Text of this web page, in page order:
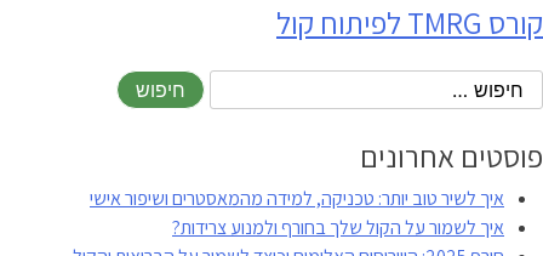
קורס TMRG לפיתוח קול
פוסטים אחרונים
איך לשיר טוב יותר: טכניקה, למידה מהמאסטרים ושיפור אישי
איך לשמור על הקול שלך בחורף ולמנוע צרידות?